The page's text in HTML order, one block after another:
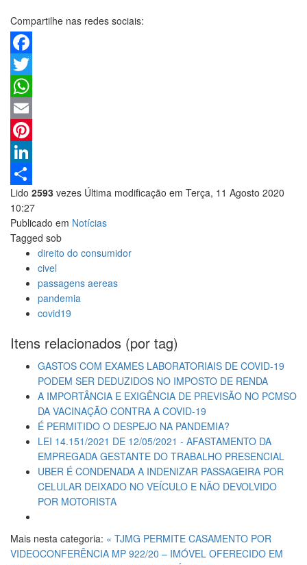
Compartilhe nas redes sociais:
Facebook
Twitter
WhatsApp
Email
Pinterest
LinkedIn
Share
Lido 2593 vezes Última modificação em Terça, 11 Agosto 2020
10:27
Publicado em Notícias
Tagged sob
direito do consumidor
civel
passagens aereas
pandemia
covid19
Itens relacionados (por tag)
GASTOS COM EXAMES LABORATORIAIS DE COVID-19
PODEM SER DEDUZIDOS NO IMPOSTO DE RENDA
A IMPORTÂNCIA E EXIGÊNCIA DE PREVISÃO NO PCMSO
DA VACINAÇÃO CONTRA A COVID-19
É PERMITIDO O DESPEJO NA PANDEMIA?
LEI 14.151/2021 DE 12/05/2021 - AFASTAMENTO DA
EMPREGADA GESTANTE DO TRABALHO PRESENCIAL
UBER É CONDENADA A INDENIZAR PASSAGEIRA POR
CELULAR DEIXADO NO VEÍCULO E NÃO DEVOLVIDO
POR MOTORISTA
Mais nesta categoria: « TJMG PERMITE CASAMENTO POR
VIDEOCONFERÊNCIA MP 922/20 – IMÓVEL OFERECIDO EM